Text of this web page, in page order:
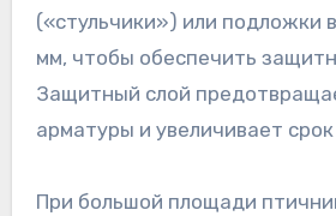
(«стульчики») или подложки
мм, чтобы обеспечить
Защитный слой
арматуры и увеличивает
При большой площади